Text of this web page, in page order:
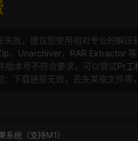
败，建议您使用相对专业的解压
， Unarchiver， RAR Extractor
本号不符合要求，可以尝试Pr工
下载链接无效，丢失某些文件等
系统（支持M1）